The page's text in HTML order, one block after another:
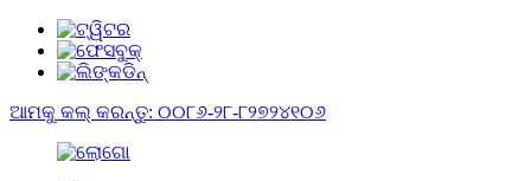
ଆମକୁ କଲ୍ କରନ୍ତୁ: ୦୦୮୬-୨୮-୮୨୭୨୪୧୦୬